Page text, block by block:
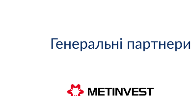
Генеральні партнери